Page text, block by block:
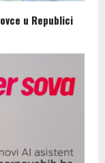
u Republici